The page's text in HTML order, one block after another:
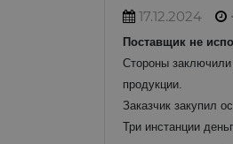
17.12.2024
Поставщик не
Стороны заключили
продукции.
Заказчик закупил
Три инстанции